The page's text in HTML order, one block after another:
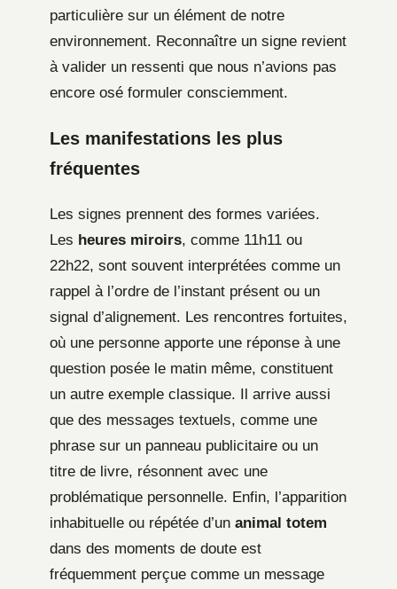
particulière sur un élément de notre
environnement. Reconnaître un signe revient
à valider un ressenti que nous n’avions pas
encore osé formuler consciemment.
Les manifestations les plus
fréquentes
Les signes prennent des formes variées.
Les heures miroirs, comme 11h11 ou
22h22, sont souvent interprétées comme un
rappel à l’ordre de l’instant présent ou un
signal d’alignement. Les rencontres fortuites,
où une personne apporte une réponse à une
question posée le matin même, constituent
un autre exemple classique. Il arrive aussi
que des messages textuels, comme une
phrase sur un panneau publicitaire ou un
titre de livre, résonnent avec une
problématique personnelle. Enfin, l’apparition
inhabituelle ou répétée d’un animal totem
dans des moments de doute est
fréquemment perçue comme un message